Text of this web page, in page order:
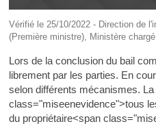
Vérifié le 25/10/2022 - Direction de
(Première ministre), Ministère
Lors de la conclusion du bail
librement par les parties. En
selon différents mécanismes.
class="miseenevidence">tous
du propriétaire<span